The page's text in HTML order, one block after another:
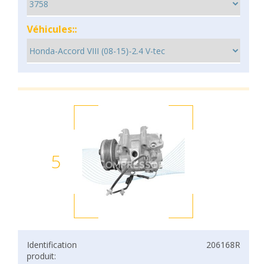
Véhicules::
5
Identification
produit:
206168R